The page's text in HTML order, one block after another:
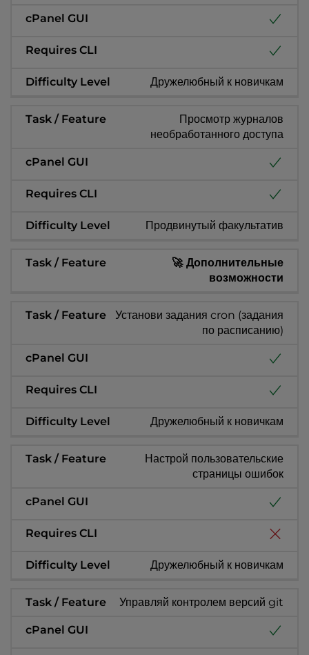
Дружелюбный к новичкам
Просмотр журналов
необработанного доступа
Продвинутый факультатив
🚀 Дополнительные
возможности
Установи задания cron (задания
по расписанию)
Дружелюбный к новичкам
Настрой пользовательские
страницы ошибок
Дружелюбный к новичкам
Управляй контролем версий git